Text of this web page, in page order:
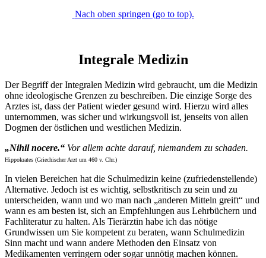
Nach oben springen (go to top).
Integrale Medizin
Der Begriff der Integralen Medizin wird gebraucht, um die Medizin
ohne ideologische Grenzen zu beschreiben. Die einzige Sorge des
Arztes ist, dass der Patient wieder gesund wird. Hierzu wird alles
unternommen, was sicher und wirkungsvoll ist, jenseits von allen
Dogmen der östlichen und westlichen Medizin.
„Nihil nocere.“ Vor allem achte darauf, niemandem zu schaden.
Hippokrates (Griechischer Arzt um 460 v. Chr.)
In vielen Bereichen hat die Schulmedizin keine (zufriedenstellende)
Alternative. Jedoch ist es wichtig, selbstkritisch zu sein und zu
unterscheiden, wann und wo man nach „anderen Mitteln greift“ und
wann es am besten ist, sich an Empfehlungen aus Lehrbüchern und
Fachliteratur zu halten. Als Tierärztin habe ich das nötige
Grundwissen um Sie kompetent zu beraten, wann Schulmedizin
Sinn macht und wann andere Methoden den Einsatz von
Medikamenten verringern oder sogar unnötig machen können.